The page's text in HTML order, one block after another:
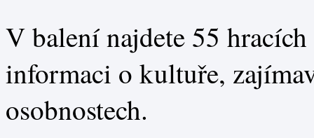
V balení najdete 55
informaci o kultuře,
osobnostech.